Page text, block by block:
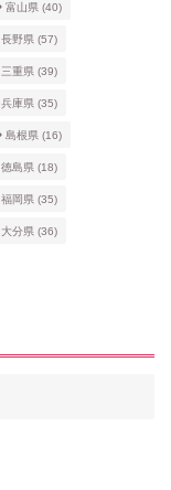
富山県 (40)
長野県 (57)
三重県 (39)
兵庫県 (35)
島根県 (16)
徳島県 (18)
福岡県 (35)
大分県 (36)